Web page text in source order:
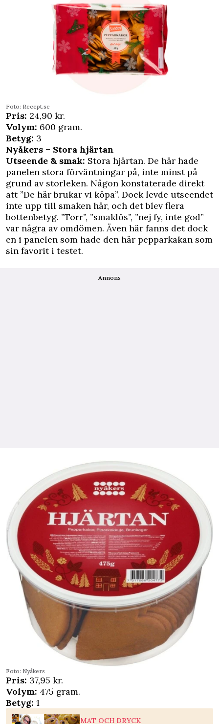
Foto: Recept.se
Pris: 24,90 kr.
Volym: 600 gram.
Betyg: 3
Nyåkers – Stora hjärtan
Utseende & smak: Stora hjärtan. De här hade
panelen stora förväntningar på, inte minst på
grund av storleken. Någon konstaterade direkt
att ”De här brukar vi köpa”. Dock levde utseendet
inte upp till smaken här, och det blev flera
bottenbetyg. ”Torr”, ”smaklös”, ”nej fy, inte god”
var några av omdömen. Även här fanns det dock
en i panelen som hade den här pepparkakan som
sin favorit i testet.
Annons
Foto: Nyåkers
Pris: 37,95 kr.
Volym: 475 gram.
Betyg: 1
MAT OCH DRYCK